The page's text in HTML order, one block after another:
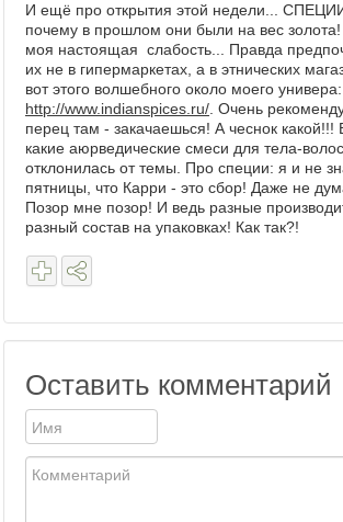
И ещё про открытия этой недели...
почему в прошлом они были на вес золота!
моя настоящая слабость... Правда
их не в гипермаркетах, а в этнических
вот этого волшебного около моего универа:
http://www.indianspices.ru/ . Очень
перец там - закачаешься! А чеснок какой!!!
какие аюрведические смеси для тела-
отклонилась от темы. Про специи: я и не
пятницы, что Карри - это сбор! Даже не
Позор мне позор! И ведь разные
разный состав на упаковках! Как так?!
Оставить комментарий